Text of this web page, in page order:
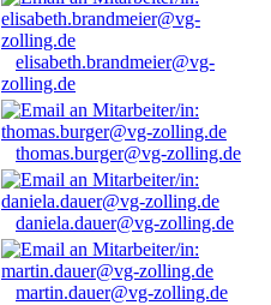
elisabeth.brandmeier@vg-
zolling.de
thomas.burger@vg-zolling.de
daniela.dauer@vg-zolling.de
martin.dauer@vg-zolling.de